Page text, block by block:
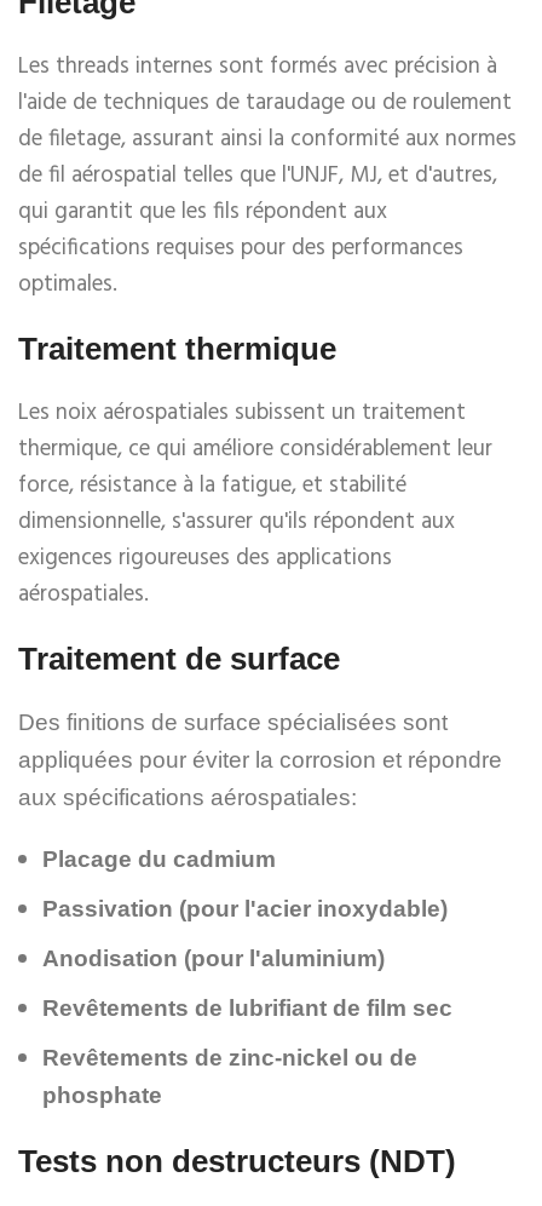
Les threads internes sont formés avec précision à
l'aide de techniques de taraudage ou de roulement
de filetage, assurant ainsi la conformité aux normes
de fil aérospatial telles que l'UNJF, MJ, et d'autres,
qui garantit que les fils répondent aux
spécifications requises pour des performances
optimales.
Traitement thermique
Les noix aérospatiales subissent un traitement
thermique, ce qui améliore considérablement leur
force, résistance à la fatigue, et stabilité
dimensionnelle, s'assurer qu'ils répondent aux
exigences rigoureuses des applications
aérospatiales.
Traitement de surface
Des finitions de surface spécialisées sont
appliquées pour éviter la corrosion et répondre
aux spécifications aérospatiales:
Placage du cadmium
Passivation (pour l'acier inoxydable)
Anodisation (pour l'aluminium)
Revêtements de lubrifiant de film sec
Revêtements de zinc-nickel ou de
phosphate
Tests non destructeurs (NDT)